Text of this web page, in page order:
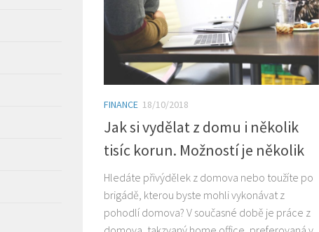
FINANCE 18/10/2018
Jak si vydělat z domu i několik
tisíc korun. Možností je několik
Hledáte přivýdělek z domova nebo toužíte po
brigádě, kterou byste mohli vykonávat z
pohodlí domova? V současné době je práce z